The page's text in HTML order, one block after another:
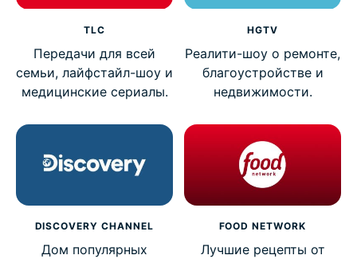
TLC
Передачи для всей
семьи, лайфстайл-шоу и
медицинские сериалы.
HGTV
Реалити-шоу о ремонте,
благоустройстве и
недвижимости.
DISCOVERY CHANNEL
Дом популярных
FOOD NETWORK
Лучшие рецепты от